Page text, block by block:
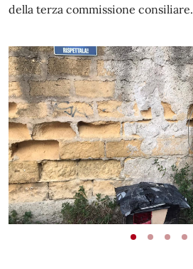
della terza commissione consiliare.